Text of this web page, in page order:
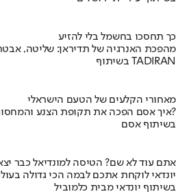
כך תחסכו בחשמל בלי להזיע
מהפכת האנרגיה של תדיראן: שליטה,
בשיתוף TADIRAN
מאחורי הקלעים של הטעם הישראלי
איך אסם הפכה את תקופת הצנע והמחסור הקשה של שנות ה-40 למותג לאומי?
בשיתוף אסם
אתם עוד לא שם? הטיסה למונדיאל כבר
יונדאי לוקחת אתכם לבמה הכי גדולה
בשיתוף יונדאי מבית כלמוביל